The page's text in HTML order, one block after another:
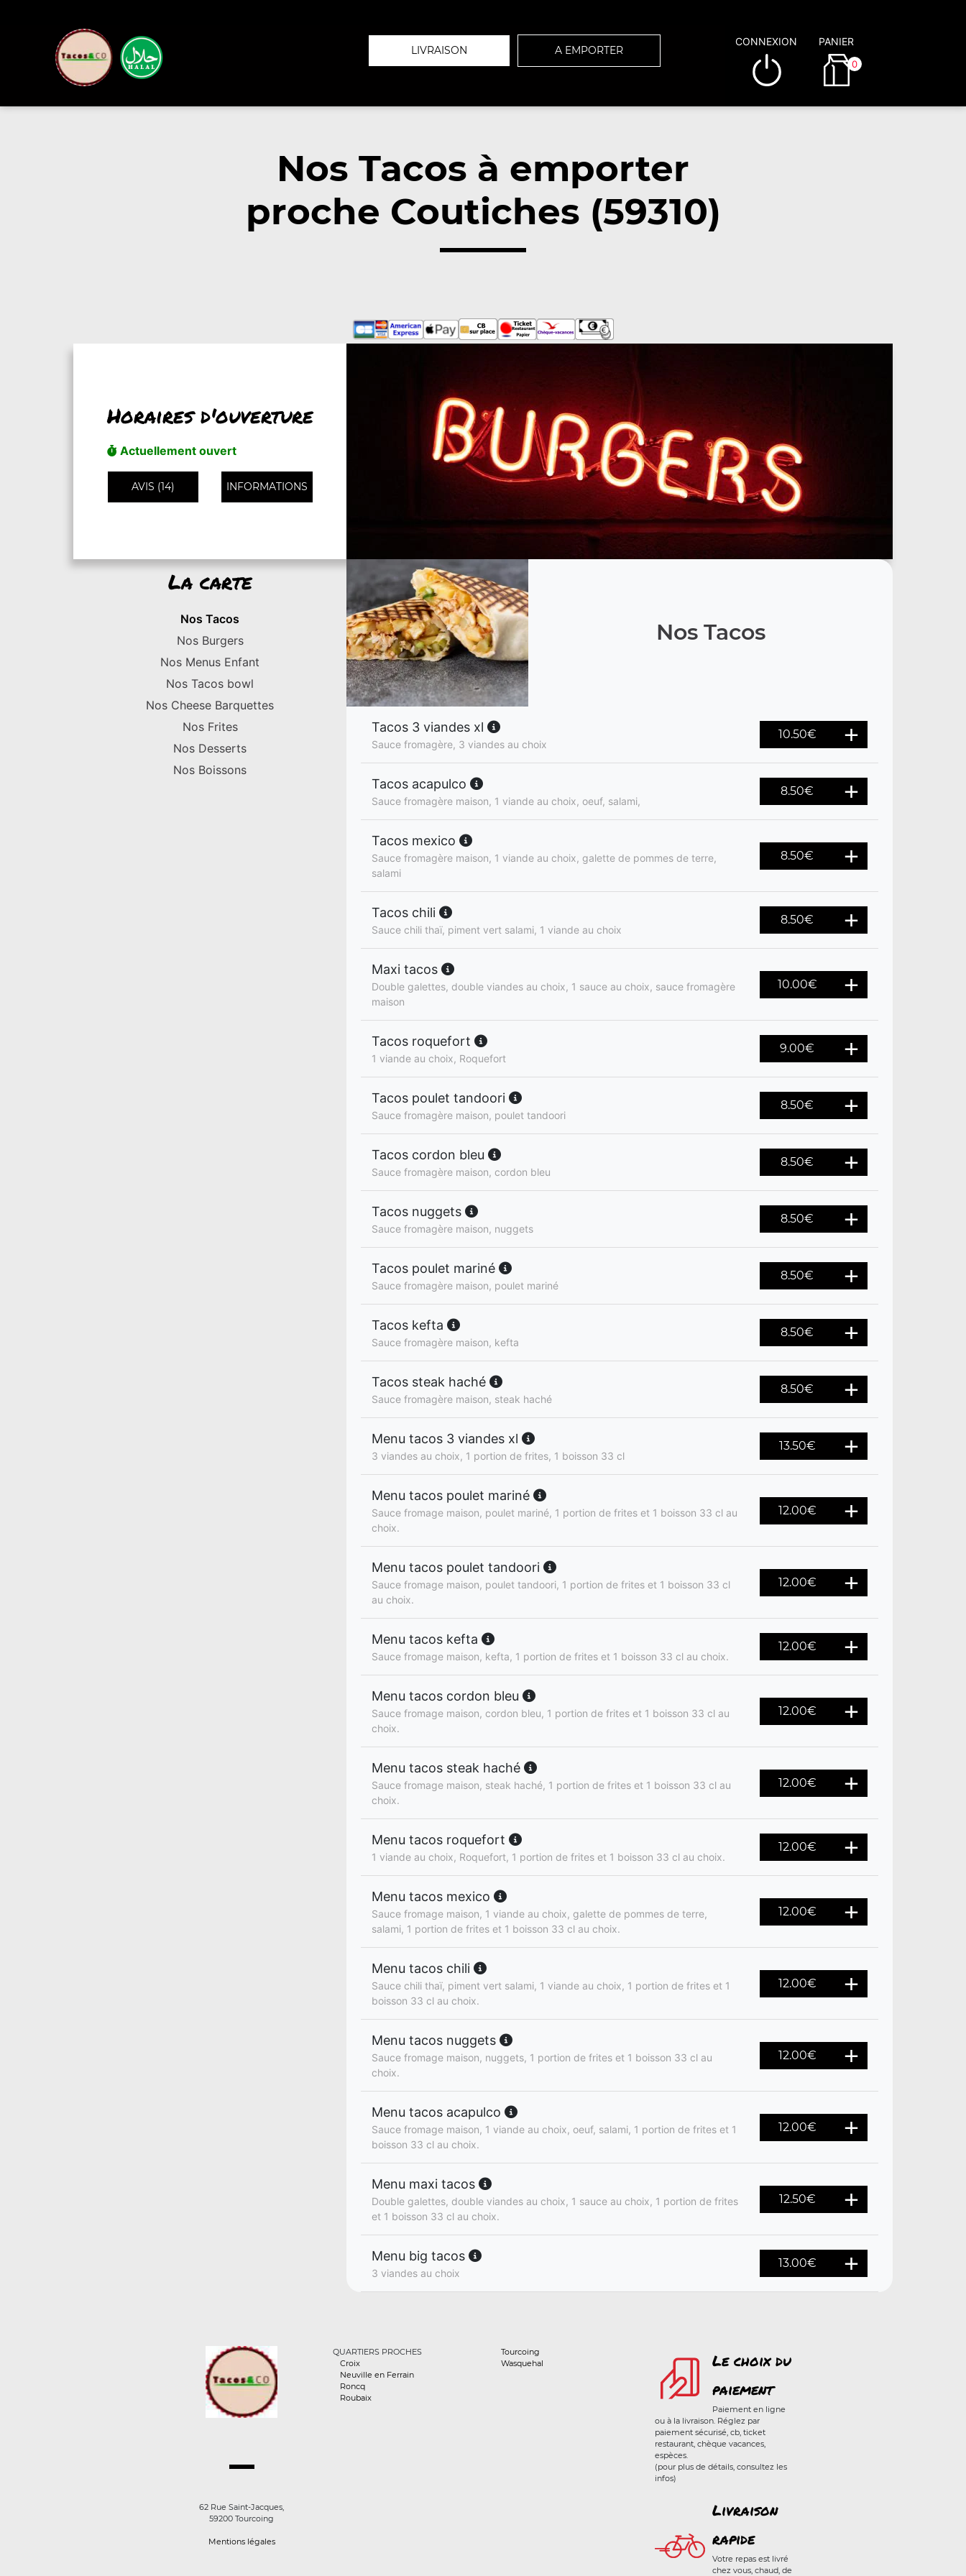
LIVRAISON A EMPORTER
CONNEXION PANIER
0
Nos Tacos à emporter
proche Coutiches (59310)
Horaires d'ouverture
Actuellement ouvert
AVIS (14) INFORMATIONS
La carte
Nos Tacos
Nos Burgers
Nos Menus Enfant
Nos Tacos bowl
Nos Cheese Barquettes
Nos Frites
Nos Desserts
Nos Boissons
Nos Tacos
Tacos 3 viandes xl
Sauce fromagère, 3 viandes au choix
10.50€
Tacos acapulco
Sauce fromagère maison, 1 viande au choix, oeuf, salami,
8.50€
Tacos mexico
Sauce fromagère maison, 1 viande au choix, galette de pommes de terre,
salami
8.50€
Tacos chili
Sauce chili thaï, piment vert salami, 1 viande au choix
8.50€
Maxi tacos
Double galettes, double viandes au choix, 1 sauce au choix, sauce fromagère
maison
10.00€
Tacos roquefort
1 viande au choix, Roquefort
9.00€
Tacos poulet tandoori
Sauce fromagère maison, poulet tandoori
8.50€
Tacos cordon bleu
Sauce fromagère maison, cordon bleu
8.50€
Tacos nuggets
Sauce fromagère maison, nuggets
8.50€
Tacos poulet mariné
Sauce fromagère maison, poulet mariné
8.50€
Tacos kefta
Sauce fromagère maison, kefta
8.50€
Tacos steak haché
Sauce fromagère maison, steak haché
8.50€
Menu tacos 3 viandes xl
3 viandes au choix, 1 portion de frites, 1 boisson 33 cl
13.50€
Menu tacos poulet mariné
Sauce fromage maison, poulet mariné, 1 portion de frites et 1 boisson 33 cl au
choix.
12.00€
Menu tacos poulet tandoori
Sauce fromage maison, poulet tandoori, 1 portion de frites et 1 boisson 33 cl
au choix.
12.00€
Menu tacos kefta
Sauce fromage maison, kefta, 1 portion de frites et 1 boisson 33 cl au choix.
12.00€
Menu tacos cordon bleu
Sauce fromage maison, cordon bleu, 1 portion de frites et 1 boisson 33 cl au
choix.
12.00€
Menu tacos steak haché
Sauce fromage maison, steak haché, 1 portion de frites et 1 boisson 33 cl au
choix.
12.00€
Menu tacos roquefort
1 viande au choix, Roquefort, 1 portion de frites et 1 boisson 33 cl au choix.
12.00€
Menu tacos mexico
Sauce fromage maison, 1 viande au choix, galette de pommes de terre,
salami, 1 portion de frites et 1 boisson 33 cl au choix.
12.00€
Menu tacos chili
Sauce chili thaï, piment vert salami, 1 viande au choix, 1 portion de frites et 1
boisson 33 cl au choix.
12.00€
Menu tacos nuggets
Sauce fromage maison, nuggets, 1 portion de frites et 1 boisson 33 cl au
choix.
12.00€
Menu tacos acapulco
Sauce fromage maison, 1 viande au choix, oeuf, salami, 1 portion de frites et 1
boisson 33 cl au choix.
12.00€
Menu maxi tacos
Double galettes, double viandes au choix, 1 sauce au choix, 1 portion de frites
et 1 boisson 33 cl au choix.
12.50€
Menu big tacos
3 viandes au choix
13.00€
62 Rue Saint-Jacques,
59200 Tourcoing
Mentions légales
QUARTIERS PROCHES
Croix
Neuville en Ferrain
Roncq
Roubaix
Tourcoing
Wasquehal
Le choix du
paiement
Paiement en ligne
ou à la livraison. Réglez par
paiement sécurisé, cb, ticket
restaurant, chèque vacances,
espèces.
(pour plus de détails, consultez les
infos)
Livraison
rapide
Votre repas est livré
chez vous, chaud, de